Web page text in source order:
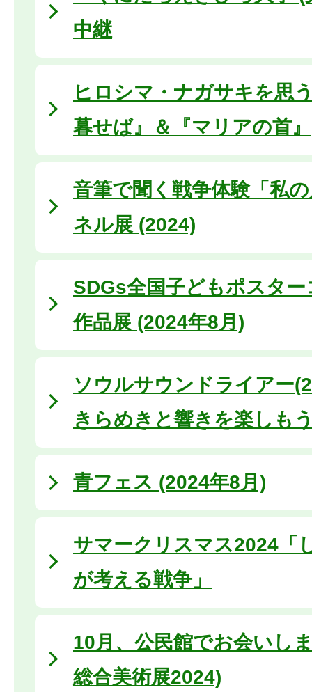
中継
ヒロシマ・ナガサキを思
暮せば』＆『マリアの首』
音筆で聞く戦争体験「私
ネル展 (2024)
SDGs全国子どもポスタ
作品展 (2024年8月)
ソウルサウンドライアー
きらめきと響きを楽しも
青フェス (2024年8月)
サマークリスマス2024「
が考える戦争」
10月、公民館でお会いし
総合美術展2024)